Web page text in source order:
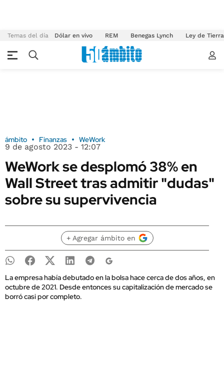
Temas del día Dólar en vivo REM Benegas Lynch Ley de
ámbito Finanzas WeWork
9 de agosto 2023 - 12:07
WeWork se desplomó 38% en
Wall Street tras admitir "dudas"
sobre su supervivencia
+ Agregar ámbito en
La empresa había debutado en la bolsa hace cerca de dos años, en
octubre de 2021. Desde entonces su capitalización de mercado se
borró casi por completo.